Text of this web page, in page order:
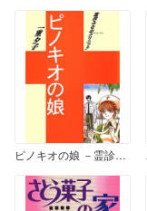
ピノキオの娘 －霊診みなおクリニック－